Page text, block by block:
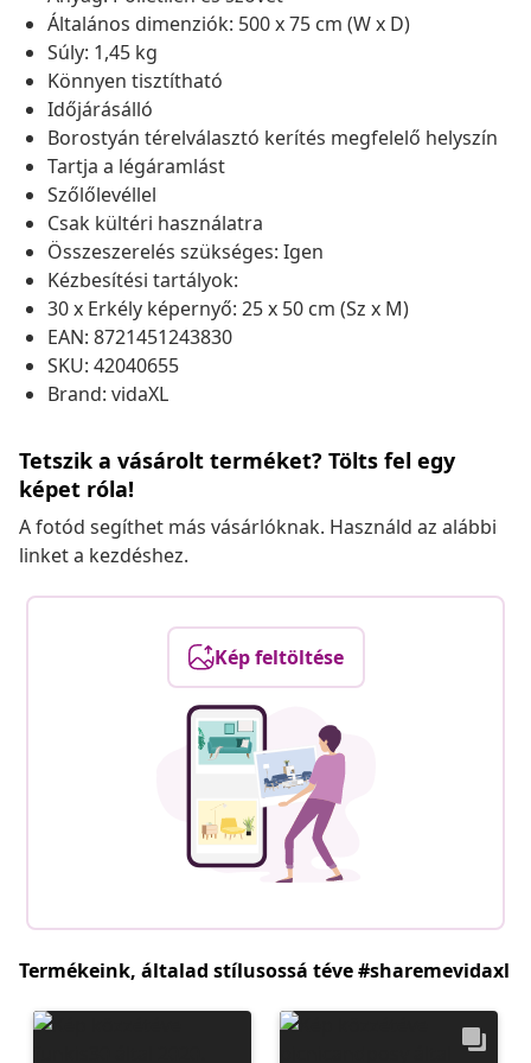
Általános dimenziók: 500 x 75 cm (W x D)
Súly: 1,45 kg
Könnyen tisztítható
Időjárásálló
Borostyán térelválasztó kerítés megfelelő helyszín
Tartja a légáramlást
Szőlőlevéllel
Csak kültéri használatra
Összeszerelés szükséges: Igen
Kézbesítési tartályok:
30 x Erkély képernyő: 25 x 50 cm (Sz x M)
EAN: 8721451243830
SKU: 42040655
Brand: vidaXL
Tetszik a vásárolt terméket? Tölts fel egy
képet róla!
A fotód segíthet más vásárlóknak. Használd az alábbi
linket a kezdéshez.
Kép feltöltése
Termékeink, általad stílusossá téve #sharemevidaxl